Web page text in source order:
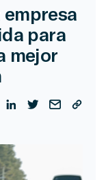
para
mejor